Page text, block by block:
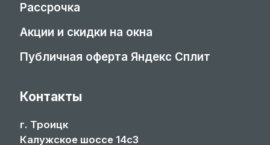
Рассрочка
Акции и скидки на окна
Публичная оферта Яндекс Сплит
Контакты
г. Троицк
Калужское шоссе 14с3